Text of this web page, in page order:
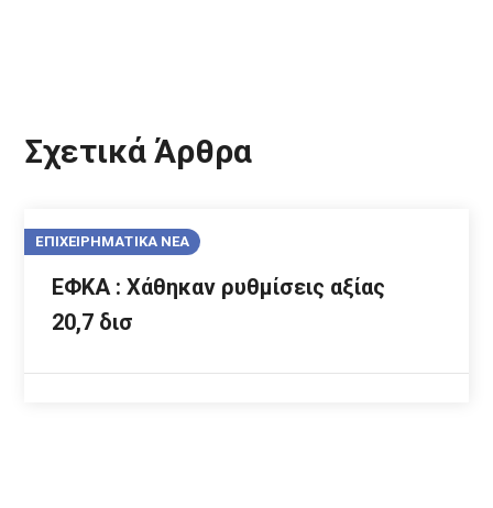
Σχετικά Άρθρα
ΕΠΙΧΕΙΡΗΜΑΤΙΚΑ ΝΕΑ
ΕΦΚΑ : Xάθηκαν ρυθμίσεις αξίας
20,7 δισ